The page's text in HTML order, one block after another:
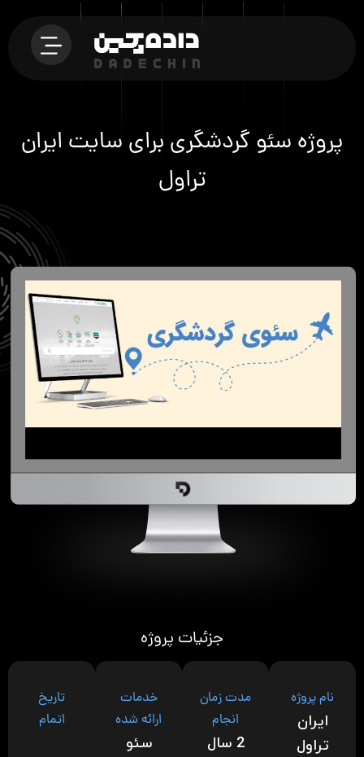
پروژه سئو گردشگری برای سایت ایران
تراول
جزئیات پروژه
نام پروژه
ایران
تراول
مدت زمان
انجام
2 سال
خدمات
ارائه شده
سئو
تاریخ
اتمام